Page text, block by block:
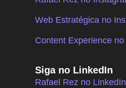
Web Estratégica no
Content Experience
Siga no LinkedIn
Rafael Rez no LinkedIn